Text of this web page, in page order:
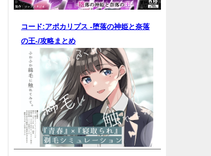
コード:アポカリプス -堕落の神姫と奈落
の王-/攻略まとめ